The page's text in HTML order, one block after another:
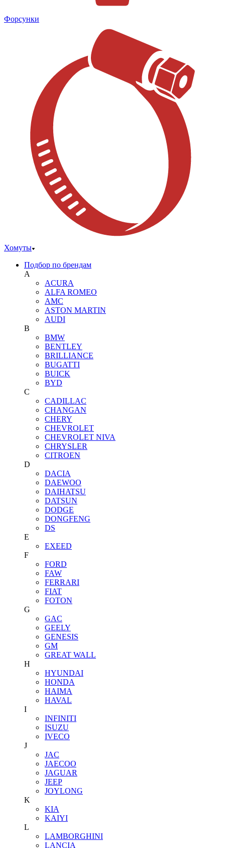
Форсунки
Хомуты
Подбор по брендам
A
ACURA
ALFA ROMEO
AMC
ASTON MARTIN
AUDI
B
BMW
BENTLEY
BRILLIANCE
BUGATTI
BUICK
BYD
C
CADILLAC
CHANGAN
CHERY
CHEVROLET
CHEVROLET NIVA
CHRYSLER
CITROEN
D
DACIA
DAEWOO
DAIHATSU
DATSUN
DODGE
DONGFENG
DS
E
EXEED
F
FORD
FAW
FERRARI
FIAT
FOTON
G
GAC
GEELY
GENESIS
GM
GREAT WALL
H
HYUNDAI
HONDA
HAIMA
HAVAL
I
INFINITI
ISUZU
IVECO
J
JAC
JAECOO
JAGUAR
JEEP
JOYLONG
K
KIA
KAIYI
L
LAMBORGHINI
LANCIA